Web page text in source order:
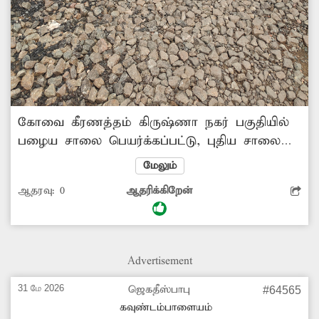
கோவை கீரணத்தம் கிருஷ்ணா நகர் பகுதியில்
பழைய சாலை பெயர்க்கப்பட்டு, புதிய சாலை
அமைக்கும் பணி தொடங்கியது. ஆனால் அந்த
பணி திடீரென பாதியில் நிறுத்தப்பட்டு விட்டது.
இதனால் சாலை குண்டும், குழியுமாக
கிடக்கிறது. இதுகுறித்து பலமுறை
எடுக்கப்படவில்லை. எனவே இனிமேலாவது
நடவடிக்கை எடுக்க வேண்டும்.
மேலும்
ஆதரவு: 0 ஆதரிக்கிறேன்
Advertisement
31 மே 2026
ஜெகதீஸ்பாபு
கவுண்டம்பாளையம்
#64565